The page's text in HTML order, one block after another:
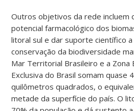
Outros objetivos da rede incluem
potencial farmacológico dos
litoral sul e dar suporte científico
conservação da biodiversidade
Mar Territorial Brasileiro e a Zona
Exclusiva do Brasil somam quase
quilômetros quadrados, o
metade da superfície do país. O